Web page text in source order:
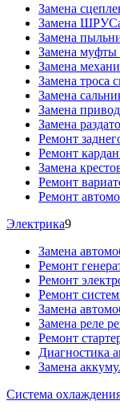
Замена
Замена
Замена
Замена муфты
Замена
Замена троса
Замена
Замена
Замена
Ремонт
Ремонт
Замена
Ремонт
Ремонт
Электрика9
Замена
Ремонт
Ремонт
Ремонт
Замена
Замена реле
Ремонт
Диагностика
Замена
Система